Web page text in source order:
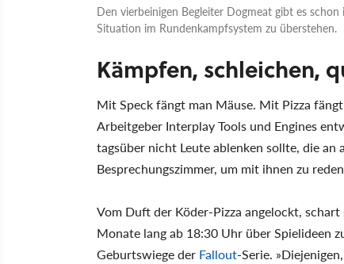
Den vierbeinigen Begleiter Dogmeat gibt es
Situation im Rundenkampfsystem zu überstehen.
Kämpfen, schleichen,
Mit Speck fängt man Mäuse. Mit Pizza
Arbeitgeber Interplay Tools und Engines
tagsüber nicht Leute ablenken sollte, die
Besprechungszimmer, um mit ihnen zu
Vom Duft der Köder-Pizza angelockt,
Monate lang ab 18:30 Uhr über Spielideen
Geburtswiege der Fallout-Serie.